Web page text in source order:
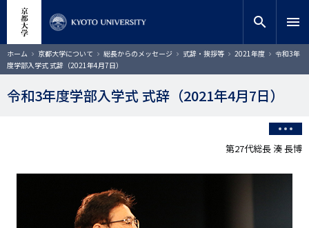
コ
ン
テ
サイト内検索
検索
search menu
ホーム 京都大学について 総長からのメッセージ 式辞・挨拶等 2021年度
令和3年
度学部入学式 式辞（2021年4月7日）
令和3年度学部入学式 式辞（2021年4月7日）
第27代総長 湊 長博